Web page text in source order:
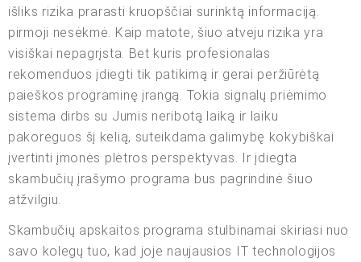
išliks rizika prarasti kruopščiai surinktą informaciją.
pirmoji nesėkmė. Kaip matote, šiuo atveju rizika yra
visiškai nepagrįsta. Bet kuris profesionalas
rekomenduos įdiegti tik patikimą ir gerai peržiūrėtą
paieškos programinę įrangą. Tokia signalų priėmimo
sistema dirbs su Jumis neribotą laiką ir laiku
pakoreguos šį kelią, suteikdama galimybę kokybiškai
įvertinti įmonės plėtros perspektyvas. Ir įdiegta
skambučių įrašymo programa bus pagrindinė šiuo
atžvilgiu.
Skambučių apskaitos programa stulbinamai skiriasi nuo
savo kolegų tuo, kad joje naujausios IT technologijos